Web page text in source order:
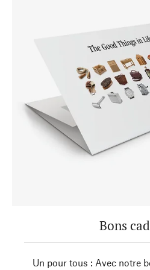
Bons
Un pour tous : Avec notre